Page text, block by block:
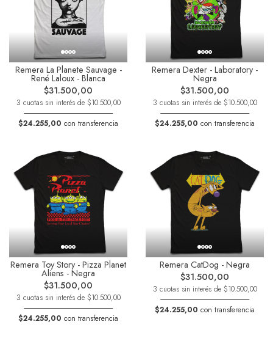
Remera La Planete Sauvage -
René Laloux - Blanca
$31.500,00
3 cuotas sin interés de $10.500,00
$24.255,00 con transferencia
Remera Dexter - Laboratory -
Negra
$31.500,00
3 cuotas sin interés de $10.500,00
$24.255,00 con transferencia
Remera Toy Story - Pizza Planet
Aliens - Negra
$31.500,00
3 cuotas sin interés de $10.500,00
$24.255,00 con transferencia
Remera CatDog - Negra
$31.500,00
3 cuotas sin interés de $10.500,00
$24.255,00 con transferencia